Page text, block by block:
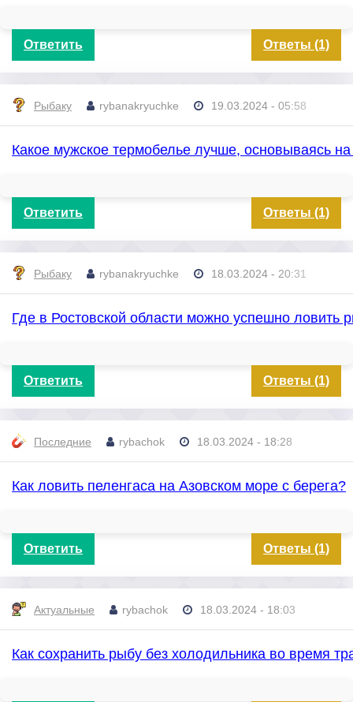
Ответить Ответы (1)
Рыбаку rybanakryuchke 19.03.2024 - 05:58
Какое мужское термобелье лучше, основываясь
Ответить Ответы (1)
Рыбаку rybanakryuchke 18.03.2024 - 20:31
Где в Ростовской области можно успешно ловить
Ответить Ответы (1)
Последние rybachok 18.03.2024 - 18:28
Как ловить пеленгаса на Азовском море с берега?
Ответить Ответы (1)
Актуальные rybachok 18.03.2024 - 18:03
Как сохранить рыбу без холодильника во время